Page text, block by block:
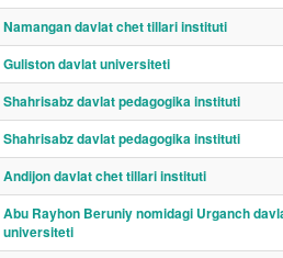
Namangan davlat chet tillari instituti
Guliston davlat universiteti
Shahrisabz davlat pedagogika instituti
Shahrisabz davlat pedagogika instituti
Andijon davlat chet tillari instituti
Abu Rayhon Beruniy nomidagi Urganch
universiteti